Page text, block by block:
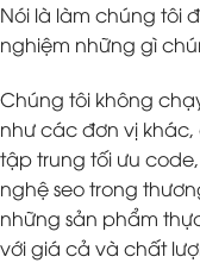
Nói là làm chúng tôi
nghiệm những gì
Chúng tôi không
như các đơn vị
tập trung tối ưu
nghệ seo trong
những sản phẩm
với giá cả và chất